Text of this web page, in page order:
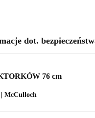
dot.
76 cm
McCulloch